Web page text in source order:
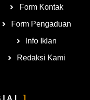
Form Kontak
Form Pengaduan
Info Iklan
Redaksi Kami